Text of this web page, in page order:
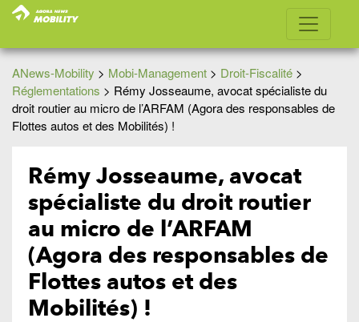
ANews-Mobility > Mobi-Management > Droit-Fiscalité >
Réglementations > Rémy Josseaume, avocat spécialiste du
droit routier au micro de l’ARFAM (Agora des responsables de
Flottes autos et des Mobilités) !
Rémy Josseaume, avocat
spécialiste du droit routier
au micro de l’ARFAM
(Agora des responsables de
Flottes autos et des
Mobilités) !